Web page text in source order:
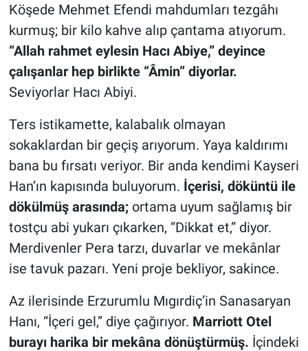
Köşede Mehmet Efendi mahdumları tezgâhı
kurmuş; bir kilo kahve alıp çantama atıyorum.
“Allah rahmet eylesin Hacı Abiye,” deyince
çalışanlar hep birlikte “Âmin” diyorlar.
Seviyorlar Hacı Abiyi.
Ters istikamette, kalabalık olmayan
sokaklardan bir geçiş arıyorum. Yaya kaldırımı
bana bu fırsatı veriyor. Bir anda kendimi Kayseri
Han’ın kapısında buluyorum. İçerisi, döküntü ile
dökülmüş arasında;ortama uyum sağlamış bir
tostçu abi yukarı çıkarken, “Dikkat et,” diyor.
Merdivenler Pera tarzı, duvarlar ve mekânlar
ise tavuk pazarı. Yeni proje bekliyor, sakince.
Az ilerisinde Erzurumlu Mıgırdiç’in Sanasaryan
Hanı, “İçeri gel,” diye çağırıyor. Marriott Otel
burayı harika bir mekâna dönüştürmüş. İçindeki